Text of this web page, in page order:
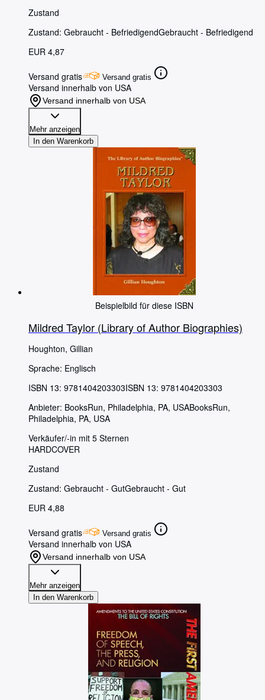
Zustand
Zustand: Gebraucht - BefriedigendGebraucht - Befriedigend
EUR 4,87
Versand gratis Versand gratis
Versand innerhalb von USA
Versand innerhalb von USA
Mehr anzeigen
In den Warenkorb
Beispielbild für diese ISBN
Mildred Taylor (Library of Author Biographies)
Houghton, Gillian
Sprache: Englisch
ISBN 13: 9781404203303ISBN 13: 9781404203303
Anbieter: BooksRun, Philadelphia, PA, USABooksRun,
Philadelphia, PA, USA
Verkäufer/-in mit 5 Sternen
HARDCOVER
Zustand
Zustand: Gebraucht - GutGebraucht - Gut
EUR 4,88
Versand gratis Versand gratis
Versand innerhalb von USA
Versand innerhalb von USA
Mehr anzeigen
In den Warenkorb